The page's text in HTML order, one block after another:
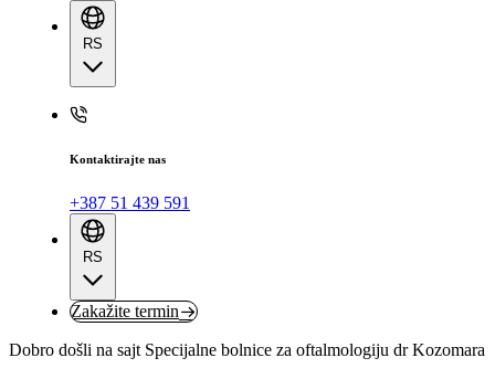
RS
Kontaktirajte nas
+387 51 439 591
RS
Zakažite termin
Dobro došli na sajt Specijalne bolnice za oftalmologiju dr Kozomara